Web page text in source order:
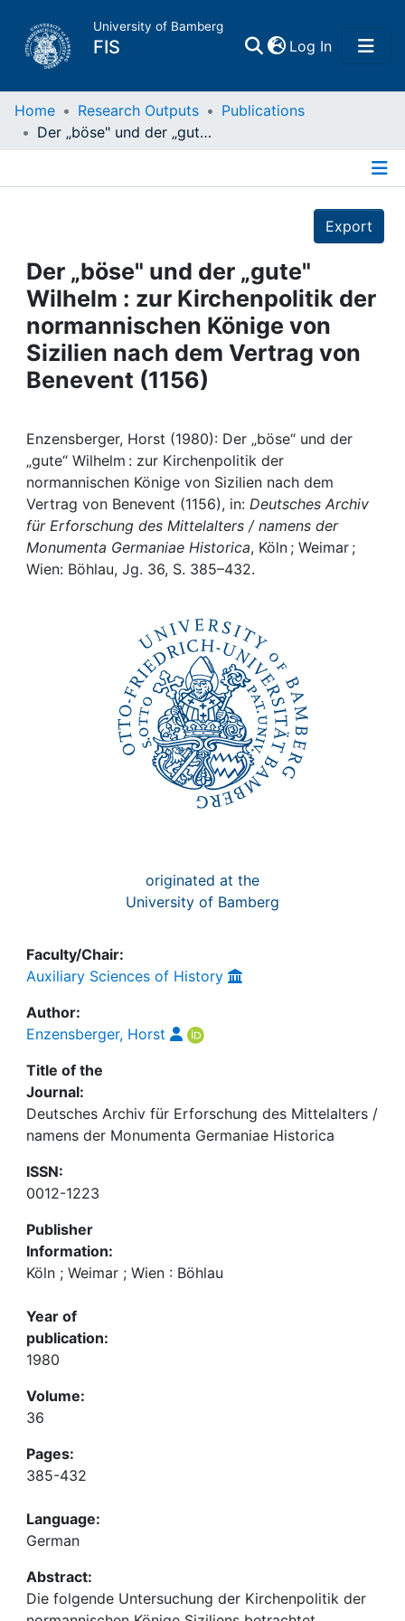
University of Bamberg
FIS Log In(current)
Home
Projects
People
Institutions
My FIS
Help
Home Research Outputs
Publications
Der „böse" und der „gute" Wilhelm : zur Kirchenpolitik der normannischen Könige von Sizilien nach dem Vertrag von Benevent (1156)
Export
Der „böse" und der „gute"
Wilhelm : zur Kirchenpolitik der
normannischen Könige von
Sizilien nach dem Vertrag von
Benevent (1156)
Enzensberger, Horst (1980): Der „böse“ und der
„gute“ Wilhelm : zur Kirchenpolitik der
normannischen Könige von Sizilien nach dem
Vertrag von Benevent (1156), in: Deutsches Archiv
für Erforschung des Mittelalters / namens der
Monumenta Germaniae Historica, Köln ; Weimar ;
Wien: Böhlau, Jg. 36, S. 385–432.
originated at the
University of Bamberg
Faculty/Chair:
Auxiliary Sciences of History
Author:
Enzensberger, Horst
Title of the
Journal:
Deutsches Archiv für Erforschung des Mittelalters /
namens der Monumenta Germaniae Historica
ISSN:
0012-1223
Publisher
Information:
Köln ; Weimar ; Wien : Böhlau
Year of
publication:
1980
Volume:
36
Pages:
385-432
Language:
German
Abstract:
Die folgende Untersuchung der Kirchenpolitik der